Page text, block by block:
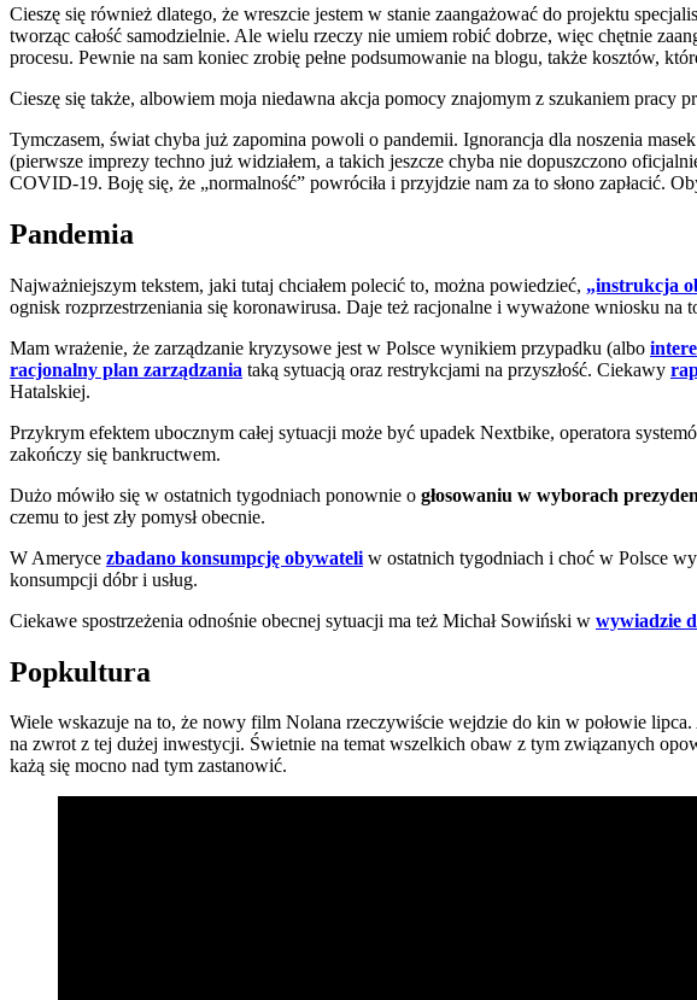
Cieszę się również dlatego, że wreszcie jestem w stanie zaangażować do projektu
tworząc całość samodzielnie. Ale wielu rzeczy nie umiem robić dobrze, więc chętnie
procesu. Pewnie na sam koniec zrobię pełne podsumowanie na blogu, także kosztów,
Cieszę się także, albowiem moja niedawna akcja pomocy znajomym z szukaniem
Tymczasem, świat chyba już zapomina powoli o pandemii. Ignorancja dla noszenia
(pierwsze imprezy techno już widziałem, a takich jeszcze chyba nie dopuszczono
COVID-19. Boję się, że „normalność” powróciła i przyjdzie nam za to słono zapłacić.
Pandemia
Najważniejszym tekstem, jaki tutaj chciałem polecić to, można powiedzieć, „instrukcja
ognisk rozprzestrzeniania się koronawirusa. Daje też racjonalne i wyważone wniosku
Mam wrażenie, że zarządzanie kryzysowe jest w Polsce wynikiem przypadku (albo
racjonalny plan zarządzania taką sytuacją oraz restrykcjami na przyszłość. Ciekawy
Hatalskiej.
Przykrym efektem ubocznym całej sytuacji może być upadek Nextbike, operatora
zakończy się bankructwem.
Dużo mówiło się w ostatnich tygodniach ponownie o głosowaniu w wyborach
czemu to jest zły pomysł obecnie.
W Ameryce zbadano konsumpcję obywateli w ostatnich tygodniach i choć w Polsce
konsumpcji dóbr i usług.
Ciekawe spostrzeżenia odnośnie obecnej sytuacji ma też Michał Sowiński w wywiadzie
Popkultura
Wiele wskazuje na to, że nowy film Nolana rzeczywiście wejdzie do kin w połowie
na zwrot z tej dużej inwestycji. Świetnie na temat wszelkich obaw z tym związanych
każą się mocno nad tym zastanowić.